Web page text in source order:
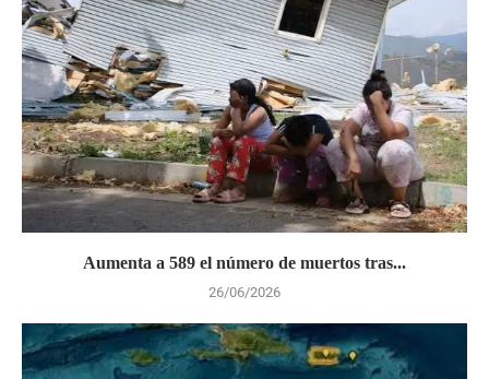
Aumenta a 589 el número de muertos tras...
26/06/2026